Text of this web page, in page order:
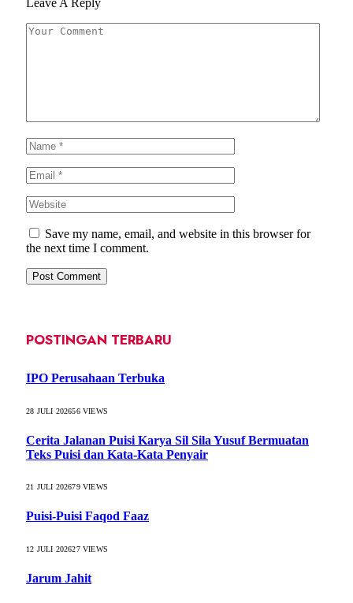
Save my name, email, and website in this browser for
the next time I comment.
POSTINGAN TERBARU
IPO Perusahaan Terbuka
28 JULI 202656VIEWS
Cerita Jalanan Puisi Karya Sil Sila Yusuf Bermuatan
Teks Puisi dan Kata-Kata Penyair
21 JULI 202679VIEWS
Puisi-Puisi Faqod Faaz
12 JULI 202627VIEWS
Jarum Jahit